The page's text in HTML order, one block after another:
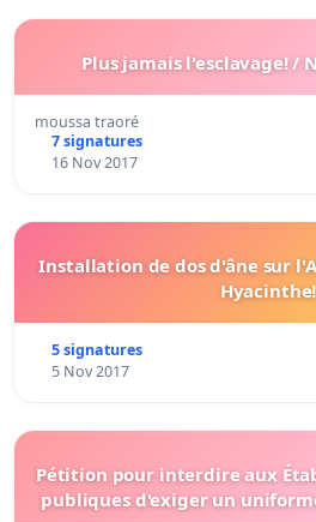
moussa traoré
7 signatures
16 Nov 2017
Installation de dos d'âne sur
Hyacinthe!
5 signatures
5 Nov 2017
Pétition pour interdire aux
publiques d'exiger un